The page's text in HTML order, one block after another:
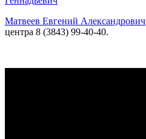
Матвеев Евгений Александрович
центра 8 (3843) 99-40-40.